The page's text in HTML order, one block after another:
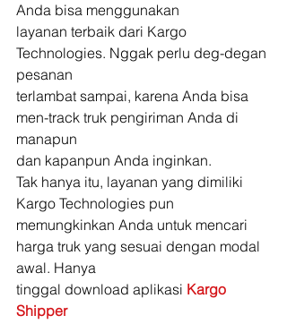
Anda bisa menggunakan
layanan terbaik dari Kargo
Technologies. Nggak perlu deg-degan
pesanan
terlambat sampai, karena Anda bisa
men-track truk pengiriman Anda di
manapun
dan kapanpun Anda inginkan.
Tak hanya itu, layanan yang dimiliki
Kargo Technologies pun
memungkinkan Anda untuk mencari
harga truk yang sesuai dengan modal
awal. Hanya
tinggal download aplikasi Kargo
Shipper